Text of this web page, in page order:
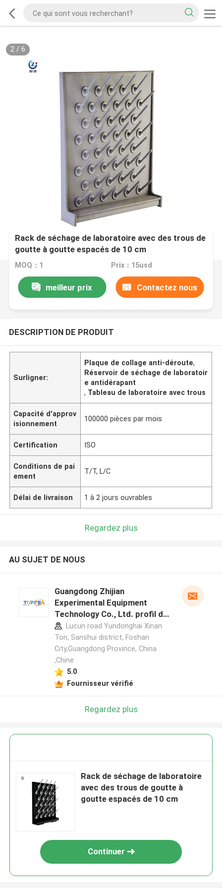
2/ 6
Rack de séchage de laboratoire avec des trous de
goutte à goutte espacés de 10 cm
MOQ：1 Prix：15usd
meilleur prix Contactez nous
DESCRIPTION DE PRODUIT
Surligner:
Plaque de collage anti-déroute,
Réservoir de séchage de laboratoir
e antidérapant
, Tableau de laboratoire avec trous
Capacité d'approv
isionnement
100000 pièces par mois
Certification ISO
Conditions de pai
ement
T/T, L/C
Délai de livraison 1 à 2 jours ouvrables
Regardez plus
AU SUJET DE NOUS
Guangdong Zhijian
Experimental Equipment
Technology Co., Ltd. profil du
fabricant
Lucun road Yundonghai Xinan
Ton, Sanshui district, Foshan
City,Guangdong Province, China
,Chine
5.0
Fournisseur vérifié
Regardez plus
Rack de séchage de laboratoire
avec des trous de goutte à
goutte espacés de 10 cm
Continuer